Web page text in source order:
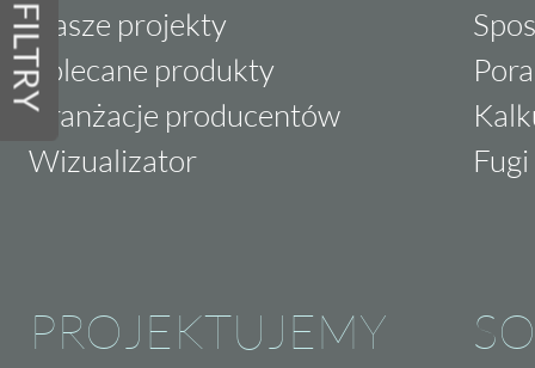
FILTRYNasze projekty
Polecane produkty
Aranżacje producentów
Wizualizator
PROJEKTUJEMY